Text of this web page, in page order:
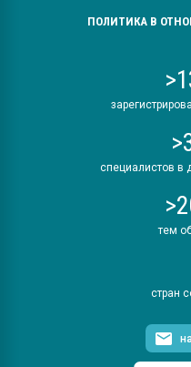
ПОЛИТИКА В
специалистов в
тем
стран